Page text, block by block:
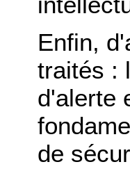
Enfin,
traités :
d'alerte
de